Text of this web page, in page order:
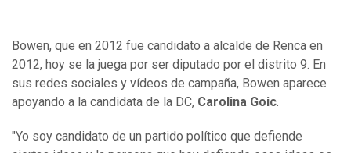
Bowen, que en 2012 fue candidato a alcalde de Renca en
2012, hoy se la juega por ser diputado por el distrito 9. En
sus redes sociales y vídeos de campaña, Bowen aparece
apoyando a la candidata de la DC, Carolina Goic.
"Yo soy candidato de un partido político que defiende